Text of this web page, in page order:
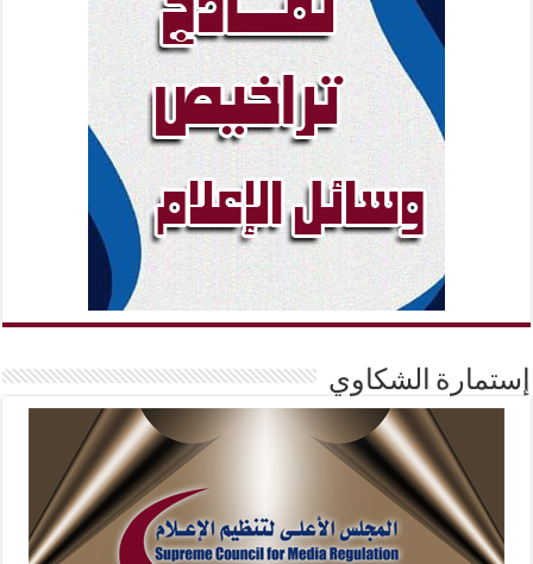
إستمارة الشكاوي